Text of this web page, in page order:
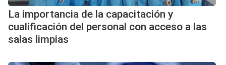
La importancia de la capacitación y
cualificación del personal con acceso a las
salas limpias